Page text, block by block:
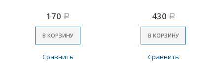
170 Р
В КОРЗИНУ
Сравнить
430 Р
В КОРЗИНУ
Сравнить